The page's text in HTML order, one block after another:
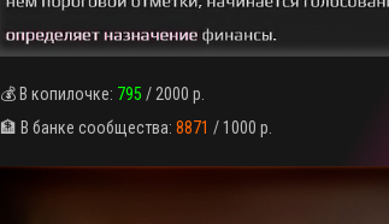
💰 В копилочке: 795 / 2000 р.
🏦 В банке сообщества: 8871 / 1000 р.